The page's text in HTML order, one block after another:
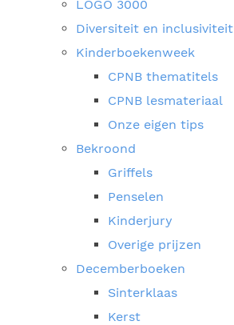
LOGO 3000
Diversiteit en inclusiviteit
Kinderboekenweek
CPNB thematitels
CPNB lesmateriaal
Onze eigen tips
Bekroond
Griffels
Penselen
Kinderjury
Overige prijzen
Decemberboeken
Sinterklaas
Kerst